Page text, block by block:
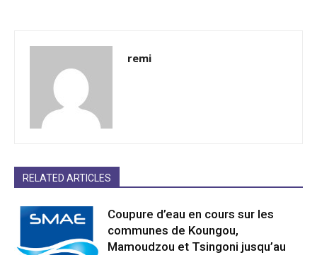
remi
RELATED ARTICLES
Coupure d’eau en cours sur les
communes de Koungou,
Mamoudzou et Tsingoni jusqu’au